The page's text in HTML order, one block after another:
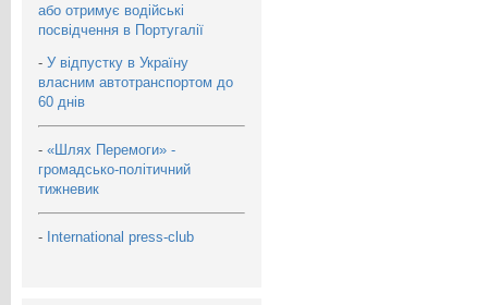
або отримує водійські
посвідчення в Португалії
- У відпустку в Україну
власним автотранспортом до
60 днів
- «Шлях Перемоги» -
громадсько-політичний
тижневик
- International press-club